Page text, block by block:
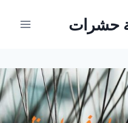
حشرات